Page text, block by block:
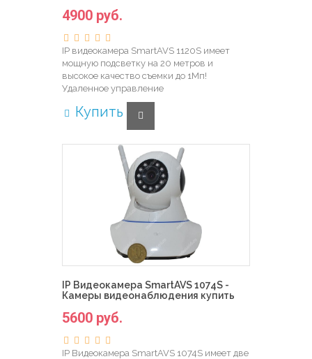
4900 руб.
IP видеокамера SmartAVS 1120S имеет
мощную подсветку на 20 метров и
высокое качество съемки до 1Мп!
Удаленное управление
Купить
IP Видеокамера SmartAVS 1074S -
Камеры видеонаблюдения купить
5600 руб.
IP Видеокамера SmartAVS 1074S имеет две